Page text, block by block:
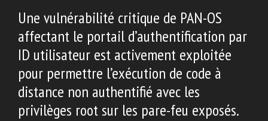
Une vulnérabilité critique de PAN-OS
affectant le portail d’authentification par
ID utilisateur est activement exploitée
pour permettre l’exécution de code à
distance non authentifié avec les
privilèges root sur les pare-feu exposés.